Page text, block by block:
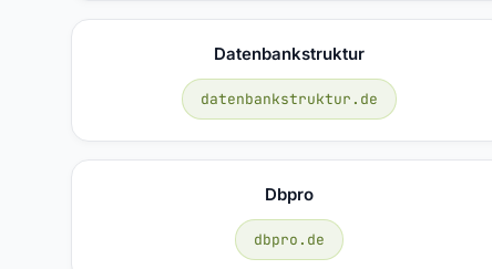
Datenbankstruktur
datenbankstruktur.de
Dbpro
dbpro.de